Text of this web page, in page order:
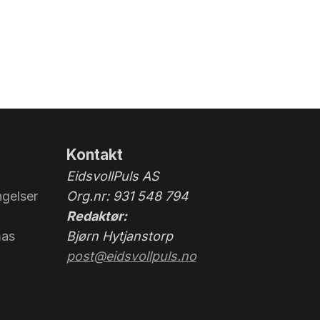
Kontakt
EidsvollPuls AS
Org.nr: 931 548 794
Redaktør:
Bjørn Hytjanstorp
post@eidsvollpuls.no